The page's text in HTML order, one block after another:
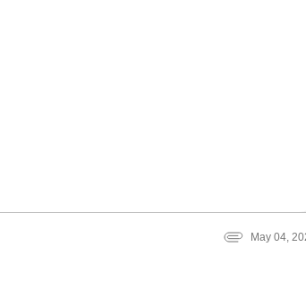
May 04,